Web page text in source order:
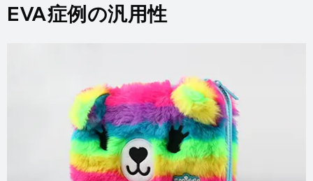
EVA症例の汎用性